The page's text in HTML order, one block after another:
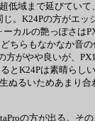
低域まで延びてい
。K24Pの方がエ
カルの艶っぽさ
ちらもなかなか音
方がやや良いが、
とK24Pは素晴ら
ぬるいためあまり
の方が出る。